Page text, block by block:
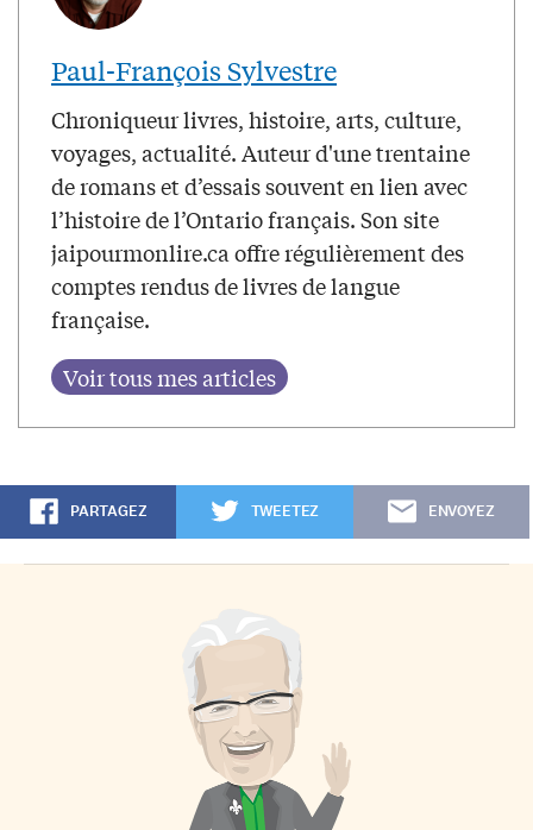
Paul-François Sylvestre
Chroniqueur livres, histoire, arts, culture,
voyages, actualité. Auteur d'une trentaine
de romans et d’essais souvent en lien avec
l’histoire de l’Ontario français. Son site
jaipourmonlire.ca offre régulièrement des
comptes rendus de livres de langue
française.
PARTAGEZ TWEETEZ ENVOYEZ